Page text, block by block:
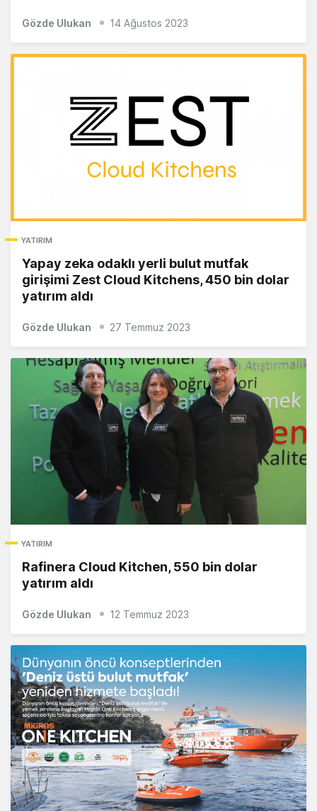
Gözde Ulukan 14 Ağustos 2023
YATIRIM
Yapay zeka odaklı yerli bulut mutfak
girişimi Zest Cloud Kitchens, 450 bin dolar
yatırım aldı
Gözde Ulukan 27 Temmuz 2023
YATIRIM
Rafinera Cloud Kitchen, 550 bin dolar
yatırım aldı
Gözde Ulukan 12 Temmuz 2023